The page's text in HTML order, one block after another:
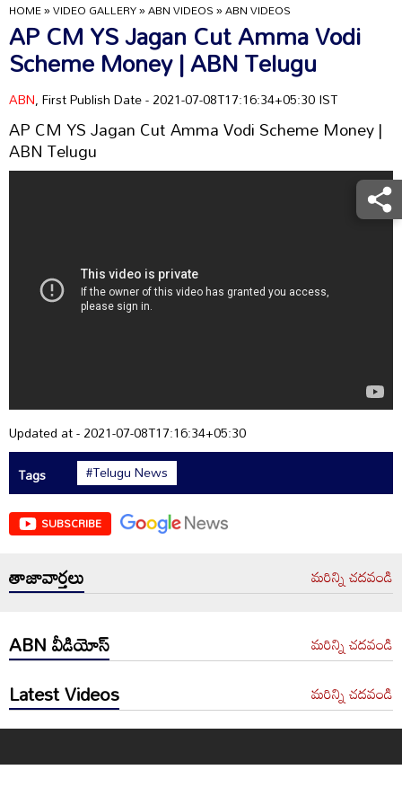
HOME»VIDEO GALLERY»ABN VIDEOS»ABN VIDEOS
AP CM YS Jagan Cut Amma Vodi
Scheme Money | ABN Telugu
ABN, First Publish Date - 2021-07-08T17:16:34+05:30 IST
AP CM YS Jagan Cut Amma Vodi Scheme Money |
ABN Telugu
Updated at - 2021-07-08T17:16:34+05:30
Tags
#Telugu News
SUBSCRIBE
తాజావార్తలు మరిన్ని చదవండి
ABN వీడియోస్ మరిన్ని చదవండి
Latest Videos మరిన్ని చదవండి